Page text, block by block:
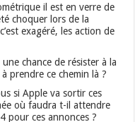
il est en verre de
choquer lors de la
exagéré, les action de
chance de résister à la
prendre ce chemin là ?
si Apple va sortir ces
où faudra t-il attendre
pour ces annonces ?